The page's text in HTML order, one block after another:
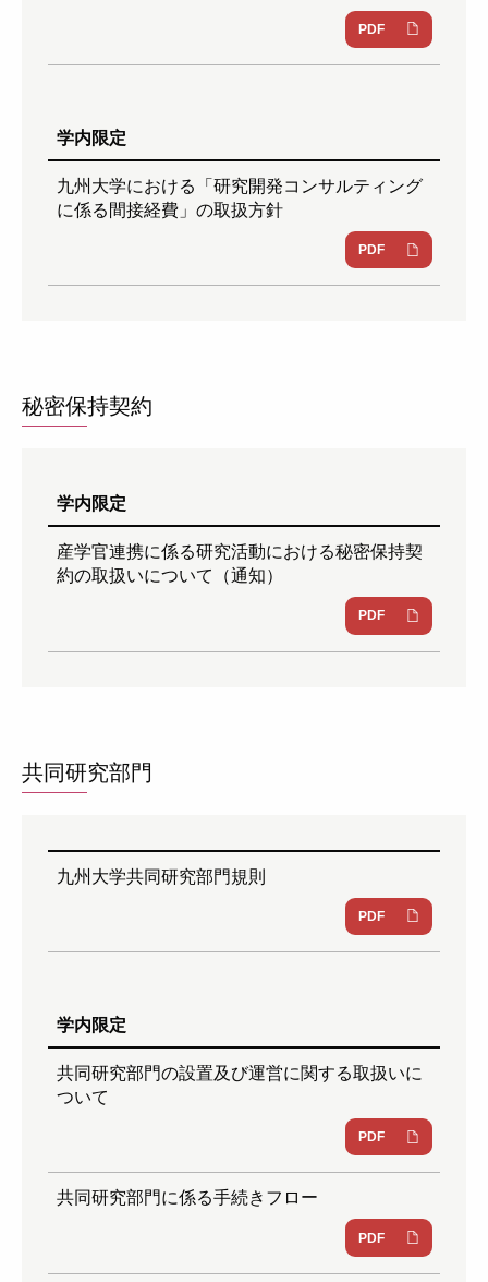
PDF
学内限定
九州大学における「研究開発コンサルティング
に係る間接経費」の取扱方針
PDF
秘密保持契約
学内限定
産学官連携に係る研究活動における秘密保持契
約の取扱いについて（通知）
PDF
共同研究部門
九州大学共同研究部門規則
PDF
学内限定
共同研究部門の設置及び運営に関する取扱いに
ついて
PDF
共同研究部門に係る手続きフロー
PDF